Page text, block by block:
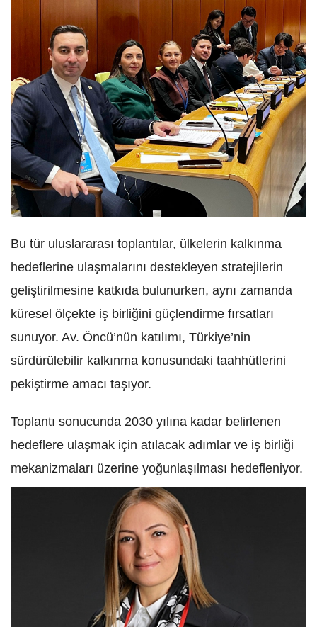
Bu tür uluslararası toplantılar, ülkelerin kalkınma
hedeflerine ulaşmalarını destekleyen stratejilerin
geliştirilmesine katkıda bulunurken, aynı zamanda
küresel ölçekte iş birliğini güçlendirme fırsatları
sunuyor. Av. Öncü’nün katılımı, Türkiye’nin
sürdürülebilir kalkınma konusundaki taahhütlerini
pekiştirme amacı taşıyor.
Toplantı sonucunda 2030 yılına kadar belirlenen
hedeflere ulaşmak için atılacak adımlar ve iş birliği
mekanizmaları üzerine yoğunlaşılması hedefleniyor.